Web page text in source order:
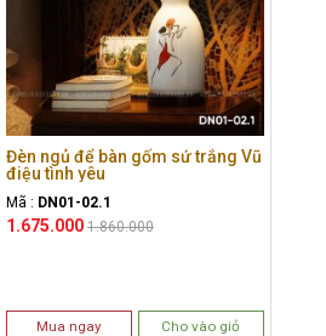
Đèn ngủ để bàn gốm sứ trắng Vũ
điệu tình yêu
Mã : DN01-02.1
1.675.000 1.860.000
Mua ngay Cho vào giỏ